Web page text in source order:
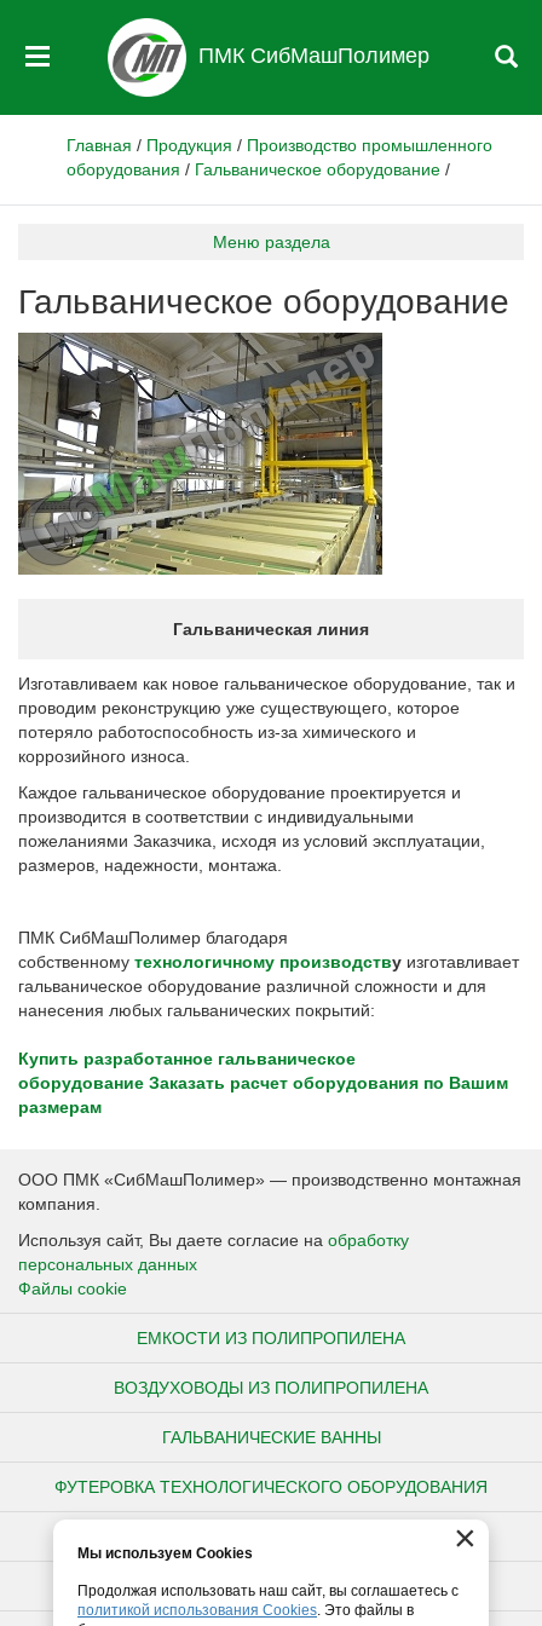
ПМК СибМашПолимер
Главная / Продукция / Производство промышленного
оборудования / Гальваническое оборудование /
Меню раздела
Гальваническое оборудование
Гальваническая линия
Изготавливаем как новое гальваническое оборудование, так и
проводим реконструкцию уже существующего, которое
потеряло работоспособность из-за химического и
коррозийного износа.
Каждое гальваническое оборудование проектируется и
производится в соответствии с индивидуальными
пожеланиями Заказчика, исходя из условий эксплуатации,
размеров, надежности, монтажа.
ПМК СибМашПолимер благодаря
собственному технологичному производству изготавливает
гальваническое оборудование различной сложности и для
нанесения любых гальванических покрытий:
Купить разработанное гальваническое
оборудование Заказать расчет оборудования по Вашим
размерам
ООО ПМК «СибМашПолимер» — производственно монтажная
компания.
Используя сайт, Вы даете согласие на обработку
персональных данных
Файлы cookie
ЕМКОСТИ ИЗ ПОЛИПРОПИЛЕНА
ВОЗДУХОВОДЫ ИЗ ПОЛИПРОПИЛЕНА
ГАЛЬВАНИЧЕСКИЕ ВАННЫ
ФУТЕРОВКА ТЕХНОЛОГИЧЕСКОГО ОБОРУДОВАНИЯ
НЕСТАНДАРТНЫЕ ИЗДЕЛИЯ ИЗ ПОЛИПРОПИЛЕНА
ПОЛИПРОПИЛЕНОВЫЕ ТРУБЫ
×
Мы используем Cookies
Продолжая использовать наш сайт, вы соглашаетесь с
политикой использования Cookies. Это файлы в